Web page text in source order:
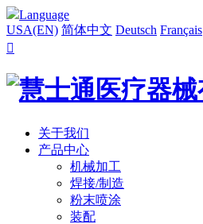
Language
USA(EN) 简体中文 Deutsch Français

关于我们
产品中心
机械加工
焊接/制造
粉末喷涂
装配